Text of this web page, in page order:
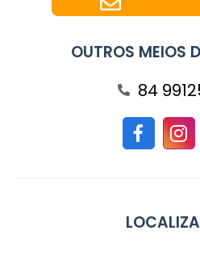
OUTROS MEIOS
84